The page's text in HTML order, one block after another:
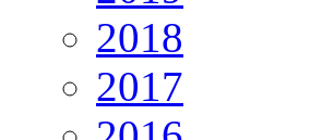
2018
2017